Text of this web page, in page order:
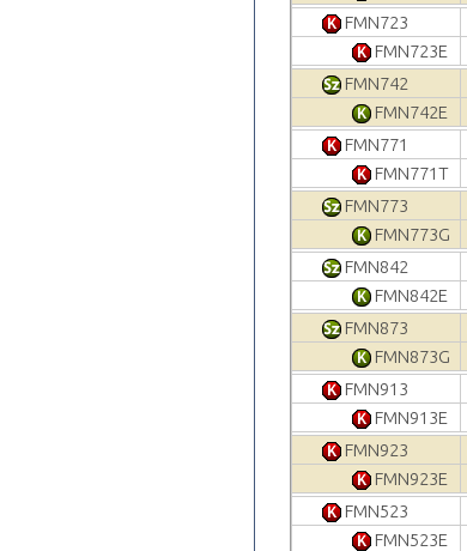
FMN723
FMN723E
FMN742
FMN742E
FMN771
FMN771T
FMN773
FMN773G
FMN842
FMN842E
FMN873
FMN873G
FMN913
FMN913E
FMN923
FMN923E
FMN523
FMN523E